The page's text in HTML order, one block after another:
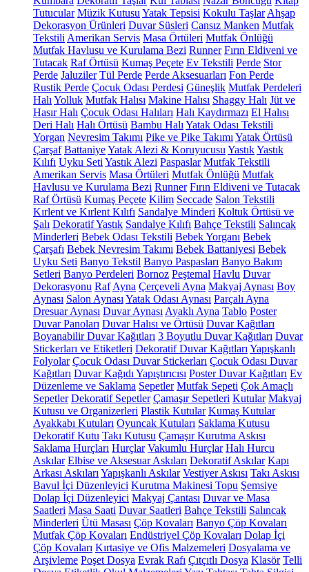
Tutucular Müzik Kutusu Yatak Tepsisi Kokulu Taşlar Ahşap
Dekorasyon Ürünleri Duvar Süsleri Cansız Manken Mutfak
Tekstili Amerikan Servis Masa Örtüleri Mutfak Önlüğü
Mutfak Havlusu ve Kurulama Bezi Runner Fırın Eldiveni ve
Tutacak Raf Örtüsü Kumaş Peçete Ev Tekstili Perde Stor
Perde Jaluziler Tül Perde Perde Aksesuarları Fon Perde
Rustik Perde Çocuk Odası Perdesi Güneşlik Mutfak Perdeleri
Halı Yolluk Mutfak Halısı Makine Halısı Shaggy Halı Jüt ve
Hasır Halı Çocuk Odası Halıları Halı Kaydırmazı El Halısı
Deri Halı Halı Örtüsü Bambu Halı Yatak Odası Tekstili
Yorgan Nevresim Takımı Pike ve Pike Takımı Yatak Örtüsü
Çarşaf BattaniyeYatak Alezi & Koruyucusu YastıkYastık
Kılıfı Uyku Seti Yastık Alezi Paspaslar Mutfak Tekstili
Amerikan Servis Masa Örtüleri Mutfak Önlüğü Mutfak
Havlusu ve Kurulama Bezi Runner Fırın Eldiveni ve Tutacak
Raf Örtüsü Kumaş Peçete Kilim Seccade Salon Tekstili
Kırlent ve Kırlent Kılıfı Sandalye Minderi Koltuk Örtüsü ve
Şalı Dekoratif Yastık Sandalye Kılıfı Bahçe Tekstili Salıncak
Minderleri Bebek Odası Tekstili Bebek Yorganı Bebek
Çarşafı Bebek Nevresim Takımı Bebek Battaniyesi Bebek
Uyku Seti Banyo Tekstil Banyo Paspasları Banyo Bakım
Setleri Banyo Perdeleri Bornoz Peştemal Havlu Duvar
Dekorasyonu Raf Ayna Çerçeveli Ayna Makyaj Aynası Boy
Aynası Salon Aynası Yatak Odası Aynası Parçalı Ayna
Dresuar Aynası Duvar Aynası Ayaklı Ayna Tablo Poster
Duvar Panoları Duvar Halısı ve Örtüsü Duvar Kağıtları
Boyanabilir Duvar Kağıtları 3 Boyutlu Duvar Kağıtları Duvar
Stickerları ve Etiketleri Dekoratif Duvar Kağıtları Yapışkanlı
Folyolar Çocuk Odası Duvar Stickerları Çocuk Odası Duvar
Kağıtları Duvar Kağıdı Yapıştırıcısı Poster Duvar Kağıtları Ev
Düzenleme ve Saklama Sepetler Mutfak Sepeti Çok Amaçlı
Sepetler Dekoratif Sepetler Çamaşır Sepetleri Kutular Makyaj
Kutusu ve Organizerleri Plastik Kutular Kumaş Kutular
Ayakkabı Kutuları Oyuncak Kutuları Saklama Kutusu
Dekoratif Kutu Takı Kutusu Çamaşır Kurutma Askısı
Saklama Hurçları Hurçlar Vakumlu Hurçlar Halı Hurcu
Askılar Elbise ve Aksesuar Askıları Dekoratif Askılar Kapı
Arkası Askıları Yapışkanlı Askılar Vestiyer Askısı Takı Askısı
Bavul İçi Düzenleyici Kurutma Makinesi Topu Şemsiye
Dolap İçi Düzenleyici Makyaj Çantası Duvar ve Masa
Saatleri Masa Saati Duvar Saatleri Bahçe Tekstili Salıncak
Minderleri Ütü Masası Çöp Kovaları Banyo Çöp Kovaları
Mutfak Çöp Kovaları Endüstriyel Çöp Kovaları Dolap İçi
Çöp Kovaları Kırtasiye ve Ofis Malzemeleri Dosyalama ve
Arşivleme Poşet Dosya Evrak Rafı Çıtçıtlı Dosya Klasör Telli